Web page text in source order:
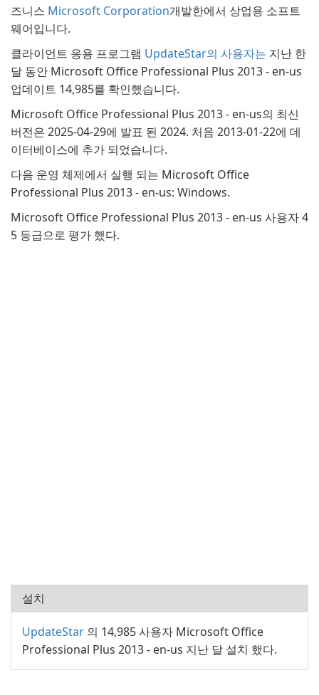
즈니스 Microsoft Corporation개발한에서 상업용 소프트
웨어입니다.
클라이언트 응용 프로그램 UpdateStar의 사용자는 지난 한
달 동안 Microsoft Office Professional Plus 2013 - en-us
업데이트 14,985를 확인했습니다.
Microsoft Office Professional Plus 2013 - en-us의 최신
버전은 2025-04-29에 발표 된 2024. 처음 2013-01-22에 데
이터베이스에 추가 되었습니다.
다음 운영 체제에서 실행 되는 Microsoft Office
Professional Plus 2013 - en-us: Windows.
Microsoft Office Professional Plus 2013 - en-us 사용자 4
5 등급으로 평가 했다.
설치
UpdateStar 의 14,985 사용자 Microsoft Office
Professional Plus 2013 - en-us 지난 달 설치 했다.